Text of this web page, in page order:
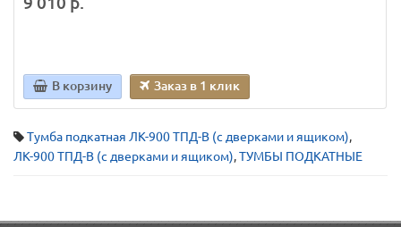
В корзину Заказ в 1 клик
Тумба подкатная ЛК-900 ТПД-В (с дверками и ящиком),
ЛК-900 ТПД-В (с дверками и ящиком),ТУМБЫ ПОДКАТНЫЕ